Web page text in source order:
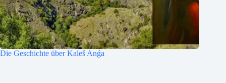
Die Geschichte über Kaleš Anǵa